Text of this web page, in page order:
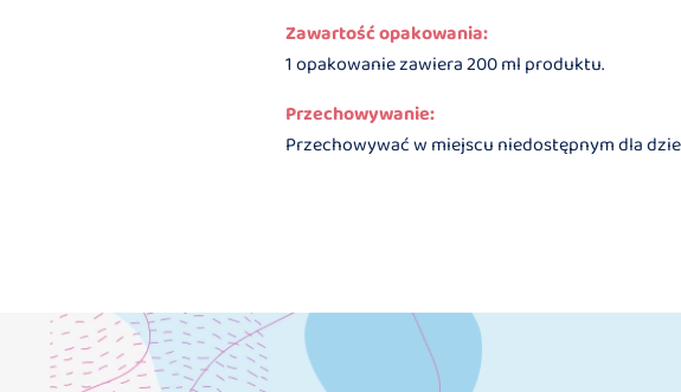
Zawartość opakowania:
1 opakowanie zawiera 200 ml produktu.
Przechowywanie:
Przechowywać w miejscu niedostępnym dla